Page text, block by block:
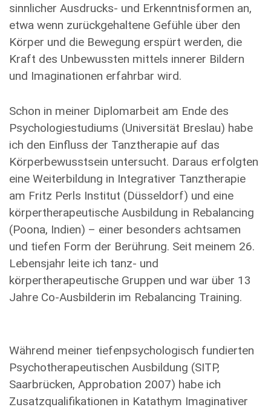
sinnlicher Ausdrucks- und Erkenntnisformen an,
etwa wenn zurückgehaltene Gefühle über den
Körper und die Bewegung erspürt werden, die
Kraft des Unbewussten mittels innerer Bildern
und Imaginationen erfahrbar wird.
Schon in meiner Diplomarbeit am Ende des
Psychologiestudiums (Universität Breslau) habe
ich den Einfluss der Tanztherapie auf das
Körperbewusstsein untersucht. Daraus erfolgten
eine Weiterbildung in Integrativer Tanztherapie
am Fritz Perls Institut (Düsseldorf) und eine
körpertherapeutische Ausbildung in Rebalancing
(Poona, Indien) – einer besonders achtsamen
und tiefen Form der Berührung. Seit meinem 26.
Lebensjahr leite ich tanz- und
körpertherapeutische Gruppen und war über 13
Jahre Co-Ausbilderin im Rebalancing Training.
Während meiner tiefenpsychologisch fundierten
Psychotherapeutischen Ausbildung (SITP,
Saarbrücken, Approbation 2007) habe ich
Zusatzqualifikationen in Katathym Imaginativer